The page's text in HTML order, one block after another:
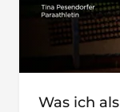
Was ich